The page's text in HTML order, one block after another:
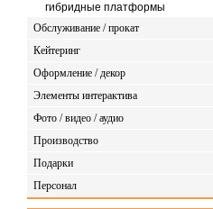
гибридные платформы
Обслуживание / прокат
Кейтеринг
Оформление / декор
Элементы интерактива
Фото / видео / аудио
Производство
Подарки
Персонал